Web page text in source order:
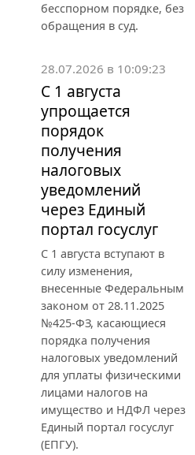
бесспорном порядке, без
обращения в суд.
28.07.2026 в 10:09:23
С 1 августа
упрощается
порядок
получения
налоговых
уведомлений
через Единый
портал госуслуг
С 1 августа вступают в
силу изменения,
внесенные Федеральным
законом от 28.11.2025
№425-ФЗ, касающиеся
порядка получения
налоговых уведомлений
для уплаты физическими
лицами налогов на
имущество и НДФЛ через
Единый портал госуслуг
(ЕПГУ).